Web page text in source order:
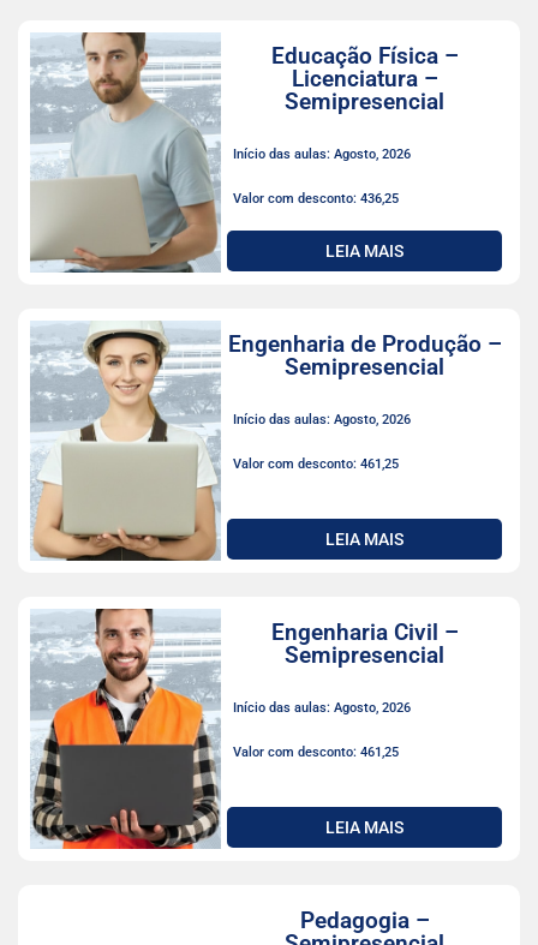
Educação Física –
Licenciatura –
Semipresencial
Início das aulas: Agosto, 2026
Valor com desconto: 436,25
LEIA MAIS
Engenharia de Produção –
Semipresencial
Início das aulas: Agosto, 2026
Valor com desconto: 461,25
LEIA MAIS
Engenharia Civil –
Semipresencial
Início das aulas: Agosto, 2026
Valor com desconto: 461,25
LEIA MAIS
Pedagogia –